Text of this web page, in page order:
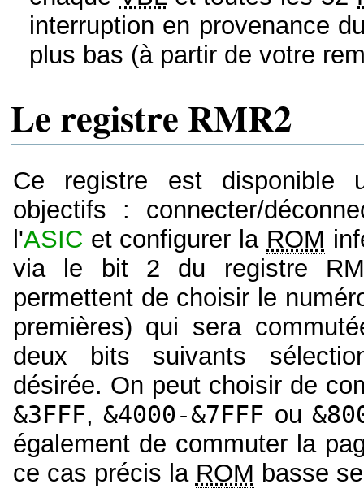
interruption en provenance
plus bas (à partir de votre
Le registre RMR2
Ce registre est disponible
objectifs : connecter/
l'ASIC et configurer la ROM
via le bit 2 du registre
permettent de choisir le
premières) qui sera
deux bits suivants
désirée. On peut choisir de
&3FFF,&4000-&7FFF ou
également de commuter la
ce cas précis la ROM basse